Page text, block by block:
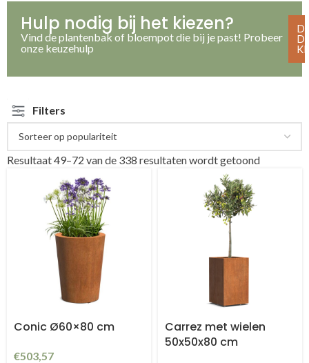
Hulp nodig bij het kiezen?
Vind de plantenbak of bloempot die bij je past! Probeer
onze keuzehulp
Filters
Resultaat 49–72 van de 338 resultaten wordt getoond
Conic Ø60×80 cm
€503,57
Carrez met wielen
50x50x80 cm